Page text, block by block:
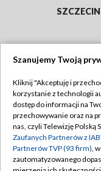
SZCZECIN
Abonament TVP
Emisja w TVP
Centrum
Szanujemy Twoją
Kliknij "Akceptuję i
korzystanie z technologii
dostęp do informacji na
przechowywanie oraz na
nas, czyli Telewizję Polską
Zaufanych Partnerów z
Partnerów TVP (93 firm),
zautomatyzowanego